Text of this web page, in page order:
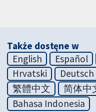
Także dostęne w
English
Español
Hrvatski
Deutsch
繁體中文
简体中
Bahasa Indonesia